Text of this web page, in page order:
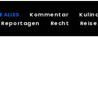
ALLES Kommentar
Reportagen
Recht Reise